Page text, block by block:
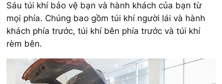
Sáu túi khí bảo vệ bạn và hành khách của bạn từ
mọi phía. Chúng bao gồm túi khí người lái và hành
khách phía trước, túi khí bên phía trước và túi khí
rèm bên.